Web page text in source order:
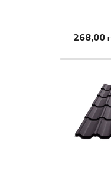
268,00